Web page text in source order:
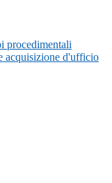
procedimentali
acquisizione d'ufficio